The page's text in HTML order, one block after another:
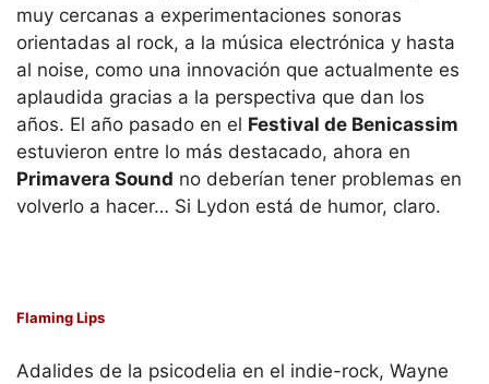
muy cercanas a experimentaciones sonoras
orientadas al rock, a la música electrónica y hasta
al noise, como una innovación que actualmente es
aplaudida gracias a la perspectiva que dan los
años. El año pasado en el Festival de Benicassim
estuvieron entre lo más destacado, ahora en
Primavera Sound no deberían tener problemas en
volverlo a hacer… Si Lydon está de humor, claro.
Flaming Lips
Adalides de la psicodelia en el indie-rock, Wayne